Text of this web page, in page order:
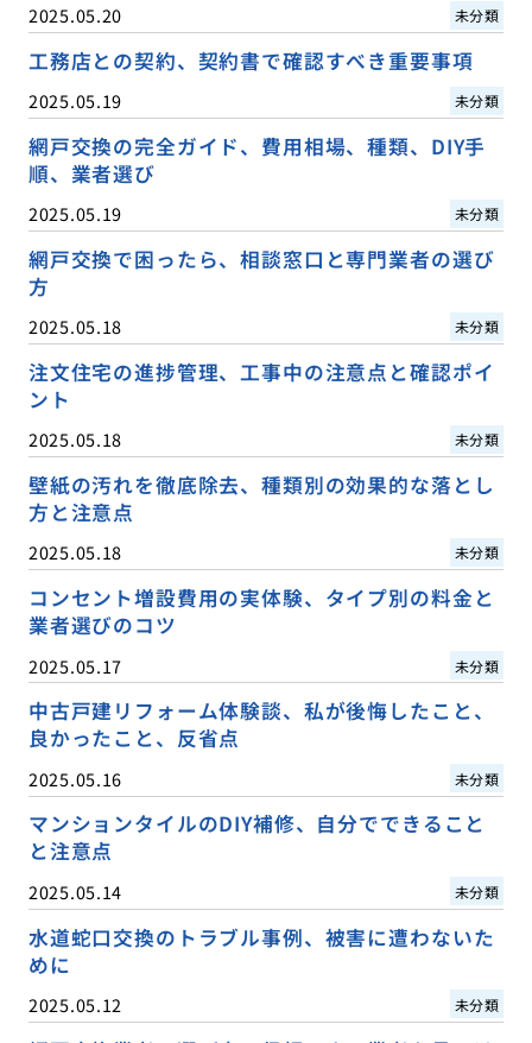
2025.05.20 未分類
工務店との契約、契約書で確認すべき重要事項
2025.05.19 未分類
網戸交換の完全ガイド、費用相場、種類、DIY手
順、業者選び
2025.05.19 未分類
網戸交換で困ったら、相談窓口と専門業者の選び
方
2025.05.18 未分類
注文住宅の進捗管理、工事中の注意点と確認ポイ
ント
2025.05.18 未分類
壁紙の汚れを徹底除去、種類別の効果的な落とし
方と注意点
2025.05.18 未分類
コンセント増設費用の実体験、タイプ別の料金と
業者選びのコツ
2025.05.17 未分類
中古戸建リフォーム体験談、私が後悔したこと、
良かったこと、反省点
2025.05.16 未分類
マンションタイルのDIY補修、自分でできること
と注意点
2025.05.14 未分類
水道蛇口交換のトラブル事例、被害に遭わないた
めに
2025.05.12 未分類